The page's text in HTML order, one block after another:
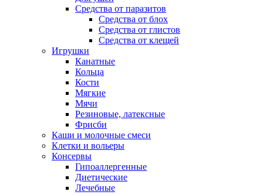
Средства от паразитов
Средства от блох
Средства от глистов
Средства от клещей
Игрушки
Канатные
Кольца
Кости
Мягкие
Мячи
Резиновые, латексные
Фрисби
Каши и молочные смеси
Клетки и вольеры
Консервы
Гипоаллергенные
Диетические
Лечебные